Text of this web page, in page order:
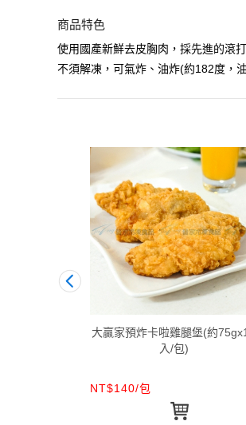
商品特色
使用國產新鮮去皮胸肉，採先進的滾
不須解凍，可氣炸、油炸(約182度，
大贏家預炸卡啦雞腿堡(約
入/包)
NT$140/包